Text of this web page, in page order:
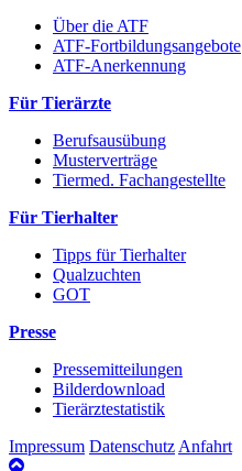
Über die ATF
ATF-Fortbildungsangebote
ATF-Anerkennung
Für Tierärzte
Berufsausübung
Musterverträge
Tiermed. Fachangestellte
Für Tierhalter
Tipps für Tierhalter
Qualzuchten
GOT
Presse
Pressemitteilungen
Bilderdownload
Tierärztestatistik
Impressum DatenschutzAnfahrt
nach